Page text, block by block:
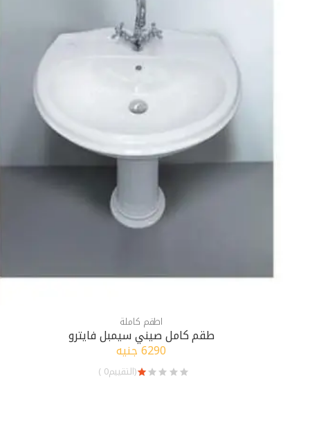
اطقم كاملة
طقم كامل صيني سيمبل فايترو
6290 جنيه
(التقييم0 )